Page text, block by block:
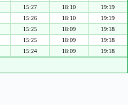
15:27 18:10
19:19
15:26 18:10
19:19
15:25 18:09
19:18
15:25 18:09
19:18
15:24 18:09 19:18